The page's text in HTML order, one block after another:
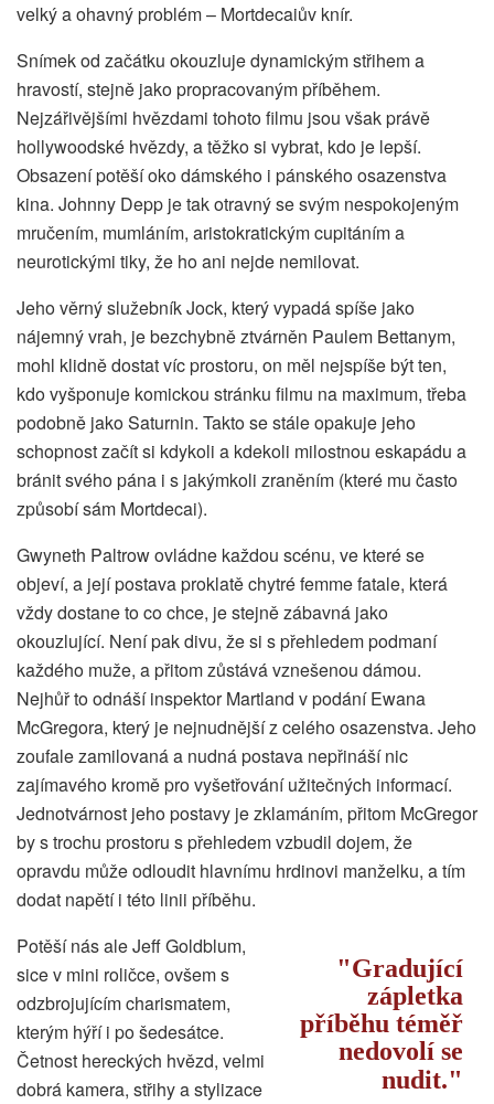
velký a ohavný problém – Mortdecaiův knír.
Snímek od začátku okouzluje dynamickým střihem a
hravostí, stejně jako propracovaným příběhem.
Nejzářivějšími hvězdami tohoto filmu jsou však právě
hollywoodské hvězdy, a těžko si vybrat, kdo je lepší.
Obsazení potěší oko dámského i pánského osazenstva
kina. Johnny Depp je tak otravný se svým nespokojeným
mručením, mumláním, aristokratickým cupitáním a
neurotickými tiky, že ho ani nejde nemilovat.
Jeho věrný služebník Jock, který vypadá spíše jako
nájemný vrah, je bezchybně ztvárněn Paulem Bettanym,
mohl klidně dostat víc prostoru, on měl nejspíše být ten,
kdo vyšponuje komickou stránku filmu na maximum, třeba
podobně jako Saturnin. Takto se stále opakuje jeho
schopnost začít si kdykoli a kdekoli milostnou eskapádu a
bránit svého pána i s jakýmkoli zraněním (které mu často
způsobí sám Mortdecai).
Gwyneth Paltrow ovládne každou scénu, ve které se
objeví, a její postava proklatě chytré femme fatale, která
vždy dostane to co chce, je stejně zábavná jako
okouzlující. Není pak divu, že si s přehledem podmaní
každého muže, a přitom zůstává vznešenou dámou.
Nejhůř to odnáší inspektor Martland v podání Ewana
McGregora, který je nejnudnější z celého osazenstva. Jeho
zoufale zamilovaná a nudná postava nepřináší nic
zajímavého kromě pro vyšetřování užitečných informací.
Jednotvárnost jeho postavy je zklamáním, přitom McGregor
by s trochu prostoru s přehledem vzbudil dojem, že
opravdu může odloudit hlavnímu hrdinovi manželku, a tím
dodat napětí i této linii příběhu.
Gradující
zápletka
příběhu téměř
nedovolí se
nudit.
Potěší nás ale Jeff Goldblum,
sice v mini roličce, ovšem s
odzbrojujícím charismatem,
kterým hýří i po šedesátce.
Četnost hereckých hvězd, velmi
dobrá kamera, střihy a stylizace